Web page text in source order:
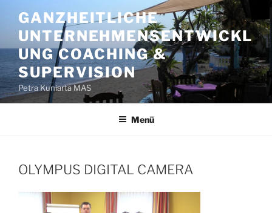
Inhalt
springen
GANZHEITLICHE
UNTERNEHMENSENTWICKL
UNG COACHING &
SUPERVISION
Petra Kuniarta MAS
Menü
OLYMPUS DIGITAL CAMERA